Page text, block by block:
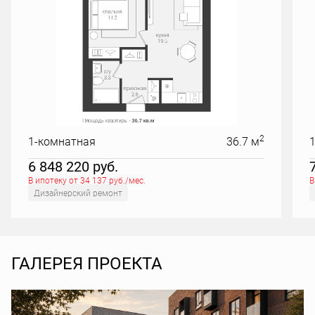
1-комнатная 36.7 м2
6 848 220 руб.
В ипотеку от 34 137 руб./мес.
Дизайнерский ремонт
ГАЛЕРЕЯ ПРОЕКТА